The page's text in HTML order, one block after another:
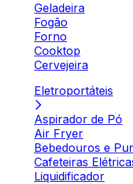
Geladeira
Fogão
Forno
Cooktop
Cervejeira
Eletroportáteis
Aspirador de Pó
Air Fryer
Bebedouros e
Cafeteiras
Liquidificador